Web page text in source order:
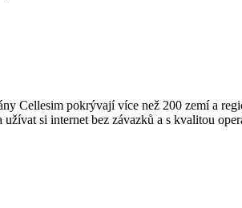
Cellesim pokrývají více než 200 zemí a
si internet bez závazků a s kvalitou